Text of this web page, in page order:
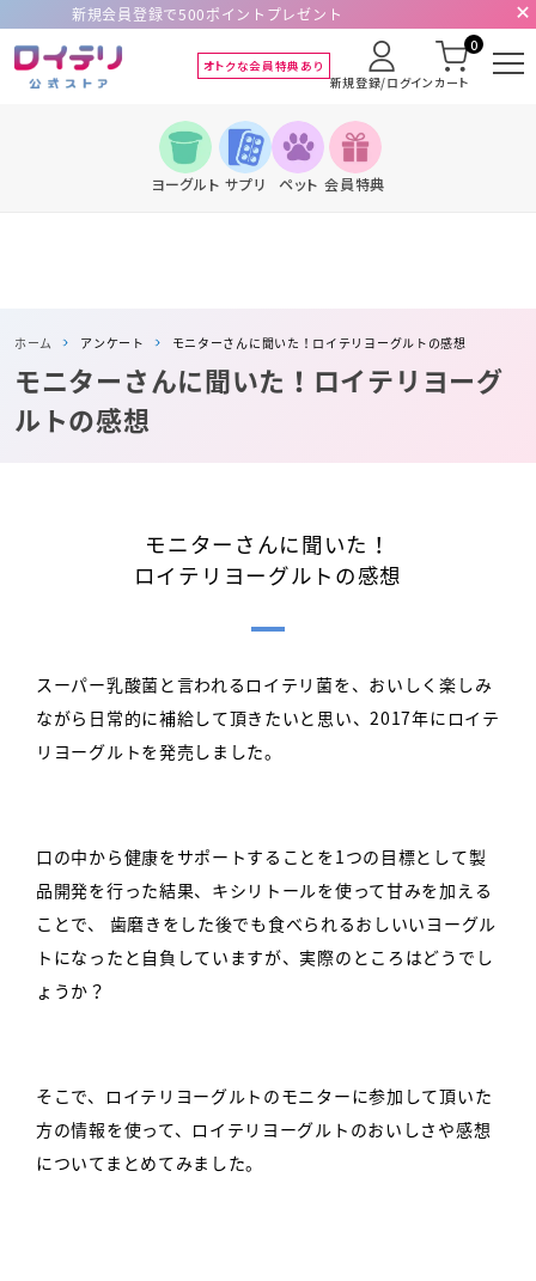
新規会員登録で500ポイントプレゼント
オトクな会員特典あり
新規登録/ログイン カート
0
ヨーグルト サプリ ペット 会員特典
ホーム アンケート モニターさんに聞いた！ロイテリヨーグルトの感想
モニターさんに聞いた！ロイテリヨーグ
ルトの感想
モニターさんに聞いた！
ロイテリヨーグルトの感想
スーパー乳酸菌と言われるロイテリ菌を、おいしく楽しみ
ながら日常的に補給して頂きたいと思い、2017年にロイテ
リヨーグルトを発売しました。
口の中から健康をサポートすることを1つの目標として製
品開発を行った結果、キシリトールを使って甘みを加える
ことで、
歯磨きをした後でも食べられるおしいいヨーグル
トになったと自負していますが、実際のところはどうでし
ょうか？
そこで、ロイテリヨーグルトのモニターに参加して頂いた
方の情報を使って、ロイテリヨーグルトのおいしさや感想
についてまとめてみました。